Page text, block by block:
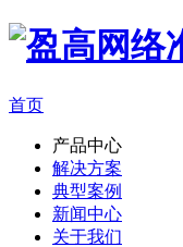
首页
产品中心
解决方案
典型案例
新闻中心
关于我们